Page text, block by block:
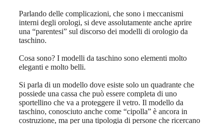
Parlando delle complicazioni, che sono i meccanismi
interni degli orologi, si deve assolutamente anche aprire
una “parentesi” sul discorso dei modelli di orologio da
taschino.
Cosa sono? I modelli da taschino sono elementi molto
eleganti e molto belli.
Si parla di un modello dove esiste solo un quadrante che
possiede una cassa che può essere completa di uno
sportellino che va a proteggere il vetro. Il modello da
taschino, conosciuto anche come “cipolla” è ancora in
costruzione, ma per una tipologia di persone che ricercano